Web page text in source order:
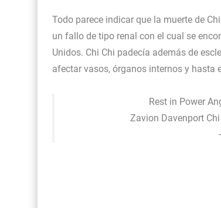
Todo parece indicar que la muerte de
un fallo de tipo renal con el cual se
Unidos. Chi Chi padecía además de
afectar vasos, órganos internos y hasta
Rest in Power
Zavion Davenport